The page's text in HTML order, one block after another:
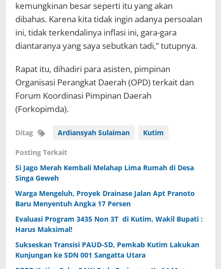
kemungkinan besar seperti itu yang akan
dibahas. Karena kita tidak ingin adanya persoalan
ini, tidak terkendalinya inflasi ini, gara-gara
diantaranya yang saya sebutkan tadi,” tutupnya.
Rapat itu, dihadiri para asisten, pimpinan
Organisasi Perangkat Daerah (OPD) terkait dan
Forum Koordinasi Pimpinan Daerah
(Forkopimda).
Ditag Ardiansyah Sulaiman Kutim
Posting Terkait
Si Jago Merah Kembali Melahap Lima Rumah di Desa
Singa Geweh
Warga Mengeluh, Proyek Drainase Jalan Apt Pranoto
Baru Menyentuh Angka 17 Persen
Evaluasi Program 3435 Non 3T di Kutim, Wakil Bupati :
Harus Maksimal!
Sukseskan Transisi PAUD-SD, Pemkab Kutim Lakukan
Kunjungan ke SDN 001 Sangatta Utara